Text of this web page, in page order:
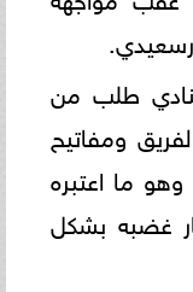
طلب من
ومفاتيح
وهو ما اعتبره
غضبه بشكل